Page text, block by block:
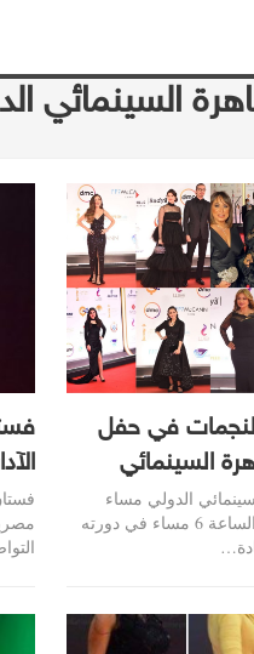
السينمائي
في حفل
السينمائي
الدولي مساء
أمس يوم الأحد في تمام الساعة 6 مساء في دورته